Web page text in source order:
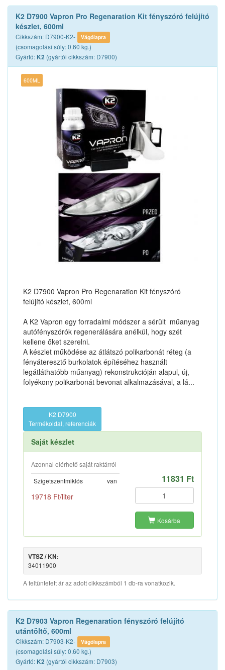
K2 D7900 Vapron Pro Regenaration Kit fényszóró felújító
készlet, 600ml
Cikkszám: D7900-K2- Vágólapra
(csomagolási súly: 0.60 kg.)
Gyártó: K2 (gyártói cikkszám: D7900)
600ML
K2 D7900 Vapron Pro Regenaration Kit fényszóró
felújító készlet, 600ml
A K2 Vapron egy forradalmi módszer a sérült műanyag
autófényszórók regenerálására anélkül, hogy szét
kellene őket szerelni.
A készlet működése az átlátszó polikarbonát réteg (a
fényáteresztő burkolatok építéséhez használt
legátláthatóbb műanyag) rekonstrukcióján alapul, új,
folyékony polikarbonát bevonat alkalmazásával, a lá...
K2 D7900
Termékoldal, referenciák
Saját készlet
Azonnal elérhető saját raktárról
Szigetszentmiklós
van
19718 Ft/liter
11831 Ft
Kosárba
VTSZ / KN:
34011900
A feltüntetett ár az adott cikkszámból 1 db-ra vonatkozik.
K2 D7903 Vapron Regenaration fényszóró felújító
utántöltő, 600ml
Cikkszám: D7903-K2- Vágólapra
(csomagolási súly: 0.60 kg.)
Gyártó: K2 (gyártói cikkszám: D7903)